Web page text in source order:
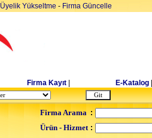
Üyelik Yükseltme - Firma Güncelle
Firma Kayıt E-Katalog
Firma Arama :
Ürün - Hizmet :